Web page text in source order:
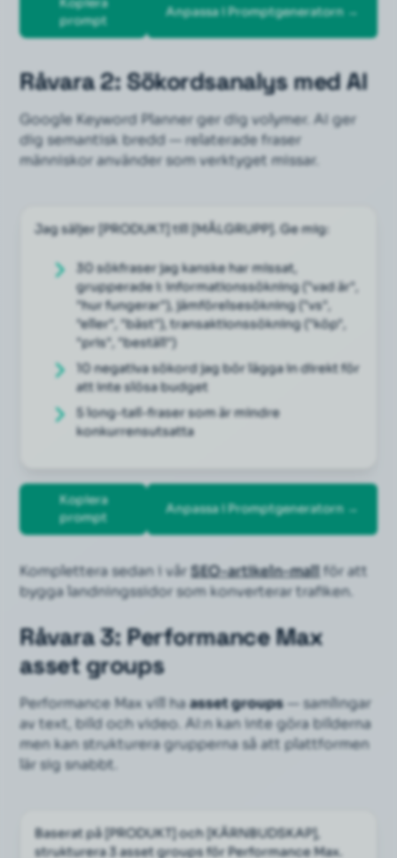
prompt
Anpassa i Promptgeneratorn →
Råvara 2: Sökordsanalys med AI
Google Keyword Planner ger dig volymer. AI ger
digsemantisk bredd — relaterade fraser
människor använder som verktyget missar.
Jag säljer [PRODUKT] till [MÅLGRUPP]. Ge mig:
30 sökfraser jag kanske har missat,
grupperade i: informationssökning ("vad är",
"hur fungerar"), jämförelsesökning ("vs",
"eller", "bäst"), transaktionssökning ("köp",
"pris", "beställ")
10 negativa sökord jag bör lägga in direkt för
att inte slösa budget
5 long-tail-fraser som är mindre
konkurrensutsatta
Kopiera
prompt
Anpassa i Promptgeneratorn →
Komplettera sedan i vårSEO-artikeln-mall för att
bygga landningssidor som konverterar trafiken.
Råvara 3: Performance Max
asset groups
Performance Max vill haasset groups— samlingar
av text, bild och video. AI:n kan inte göra bilderna
men kan strukturera grupperna så att plattformen
lär sig snabbt.
Baserat på [PRODUKT] och [KÄRNBUDSKAP],
strukturera 3 asset groups för Performance Max.